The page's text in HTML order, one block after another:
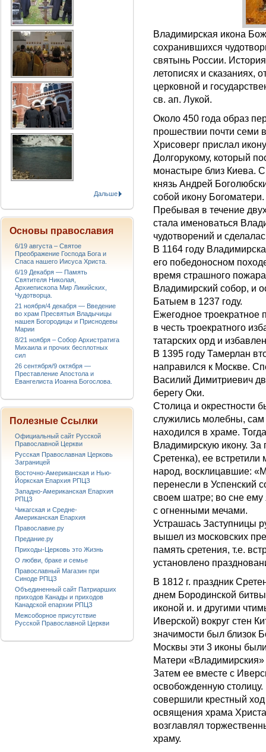
Владимирская икона
сохранившихся
святынь России.
летописях и сказаниях,
церковной и
св. ап. Лукой.
Около 450 года образ
прошествии почти семи
Хрисоверг прислал
Долгорукому, который
монастыре близ Киева.
князь Андрей
собой икону Богоматери.
Пребывая в течение
стала именоваться
чудотворений и
В 1164 году
его победоносном
время страшного пожара
Владимирский собор, и
Батыем в 1237 году.
Ежегодное троекратное
в честь троекратного
татарских орд и
В 1395 году Тамерлан
направился к Москве.
Василий Димитриевич
берегу Оки.
Столица и окрестности
служились молебны, сам
находился в храме.
Владимирскую икону. За
Сретенка), ее встретили
народ, восклицавшие:
перенесли в Успенский
своем шатре; во сне ему
с огненными мечами.
Устрашась Заступницы
вышел из московских
память сретения, т.е.
установлено
В 1812 г. праздник
днем Бородинской
иконой и. и другими
Иверской) вокруг стен
значимости был близок
Москвы эти 3 иконы
Матери
Затем ее вместе с
освобожденную
совершили крестный
освящения храма
возглавлял
храму.
Дальше
Основы православия
6/19 августа – Святое
Преображение Господа Бога и
Спаса нашего Иисуса Христа.
6/19 Декабря — Память
Святителя Николая,
Архиепископа Мир Ликийских,
Чудотворца.
21 ноября/4 декабря — Введение
во храм Пресвятыя Владычицы
нашея Богородицы и Приснодевы
Марии
8/21 ноября – Собор Архистратига
Михаила и прочих бесплотных
сил
26 сентября/9 октября —
Преставление Апостола и
Евангелиста Иоанна Богослова.
Полезные Ссылки
Официальный сайт Русской
Православной Церкви
Русская Православная Церковь
Заграницей
Восточно-Американская и Нью-
Йоркская Епархия РПЦЗ
Западно-Американская Епархия
РПЦЗ
Чикагская и Средне-
Американская Епархия
Православие.ру
Предание.ру
Приходы-Церковь это Жизнь
О любви, браке и семье
Православный Магазин при
Синоде РПЦЗ
Объединенный сайт Патриарших
приходов Канады и приходов
Канадской епархии РПЦЗ
Межсоборное присутствие
Русской Православной Церкви